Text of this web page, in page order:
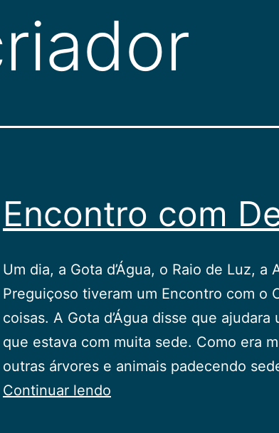
Encontro com
Um dia, a Gota d’Água, o Raio de Luz, a
Preguiçoso tiveram um Encontro com o
coisas. A Gota d’Água disse que
que estava com muita sede. Como era
outras árvores e animais padecendo
Continuar lendo